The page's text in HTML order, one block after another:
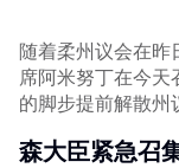
随着柔州议会在昨
席阿米努丁在今
的脚步提前解散州
森大臣紧急召